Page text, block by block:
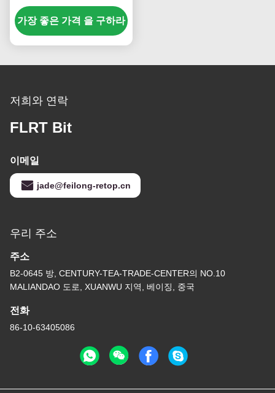
FM19043CT FM 시리즈
가장 좋은 가격 을 구하라
저희와 연락
FLRT Bit
이메일
jade@feilong-retop.cn
우리 주소
주소
B2-0645 방, CENTURY-TEA-TRADE-CENTER의 NO.10
MALIANDAO 도로, XUANWU 지역, 베이징, 중국
전화
86-10-63405086